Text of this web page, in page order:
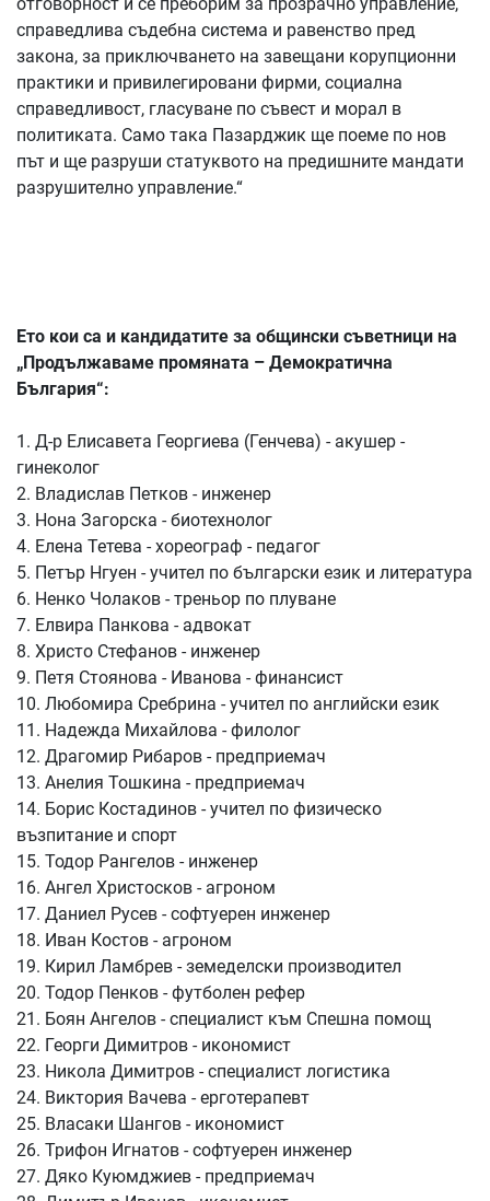
справедлива съдебна система и равенство пред
закона, за приключването на завещани корупционни
практики и привилегировани фирми, социална
справедливост, гласуване по съвест и морал в
политиката. Само така Пазарджик ще поеме по нов
път и ще разруши статуквото на предишните мандати
разрушително управление.“
Ето кои са и кандидатите за общински съветници на
„Продължаваме промяната – Демократична
България“:
1. Д-р Елисавета Георгиева (Генчева) - акушер -
гинеколог
2. Владислав Петков - инженер
3. Нона Загорска - биотехнолог
4. Елена Тетева - хореограф - педагог
5. Петър Нгуен - учител по български език и литература
6. Ненко Чолаков - треньор по плуване
7. Елвира Панкова - адвокат
8. Христо Стефанов - инженер
9. Петя Стоянова - Иванова - финансист
10. Любомира Сребрина - учител по английски език
11. Надежда Михайлова - филолог
12. Драгомир Рибаров - предприемач
13. Анелия Тошкина - предприемач
14. Борис Костадинов - учител по физическо
възпитание и спорт
15. Тодор Рангелов - инженер
16. Ангел Христосков - агроном
17. Даниел Русев - софтуерен инженер
18. Иван Костов - агроном
19. Кирил Ламбрев - земеделски производител
20. Тодор Пенков - футболен рефер
21. Боян Ангелов - специалист към Спешна помощ
22. Георги Димитров - икономист
23. Никола Димитров - специалист логистика
24. Виктория Вачева - ерготерапевт
25. Власаки Шангов - икономист
26. Трифон Игнатов - софтуерен инженер
27. Дяко Куюмджиев - предприемач